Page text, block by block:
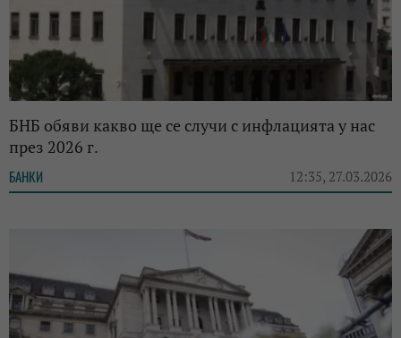
БНБ обяви какво ще се случи с инфлацията у нас
през 2026 г.
БАНКИ 12:35, 27.03.2026